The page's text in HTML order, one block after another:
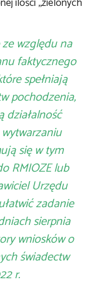
względu na
faktycznego
spełniają
pochodzenia,
działalność
się w tym
RMIOZE lub
Urzędu
zadanie
sierpnia
wniosków o
świadectw
r.